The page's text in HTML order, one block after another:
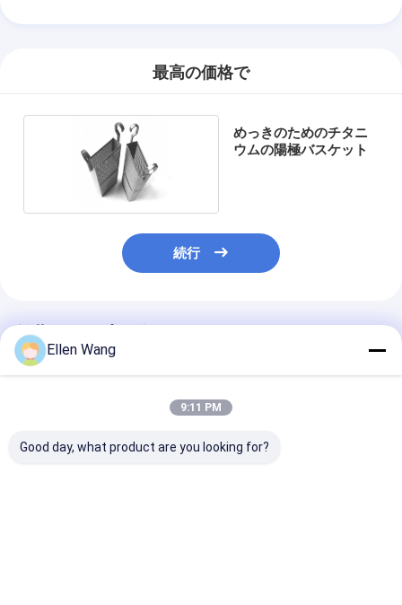
最高の価格で
めっきのためのチタニ
ウムの陽極バスケット
続行
推薦されたプロダクト
Ellen Wang
9:11 PM
Good day, what product are you looking for?